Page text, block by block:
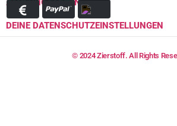
ZAHLUNGSARTEN
DEINE DATENSCHUTZEINSTELLUNGEN
© 2024 Zierstoff. All Rights